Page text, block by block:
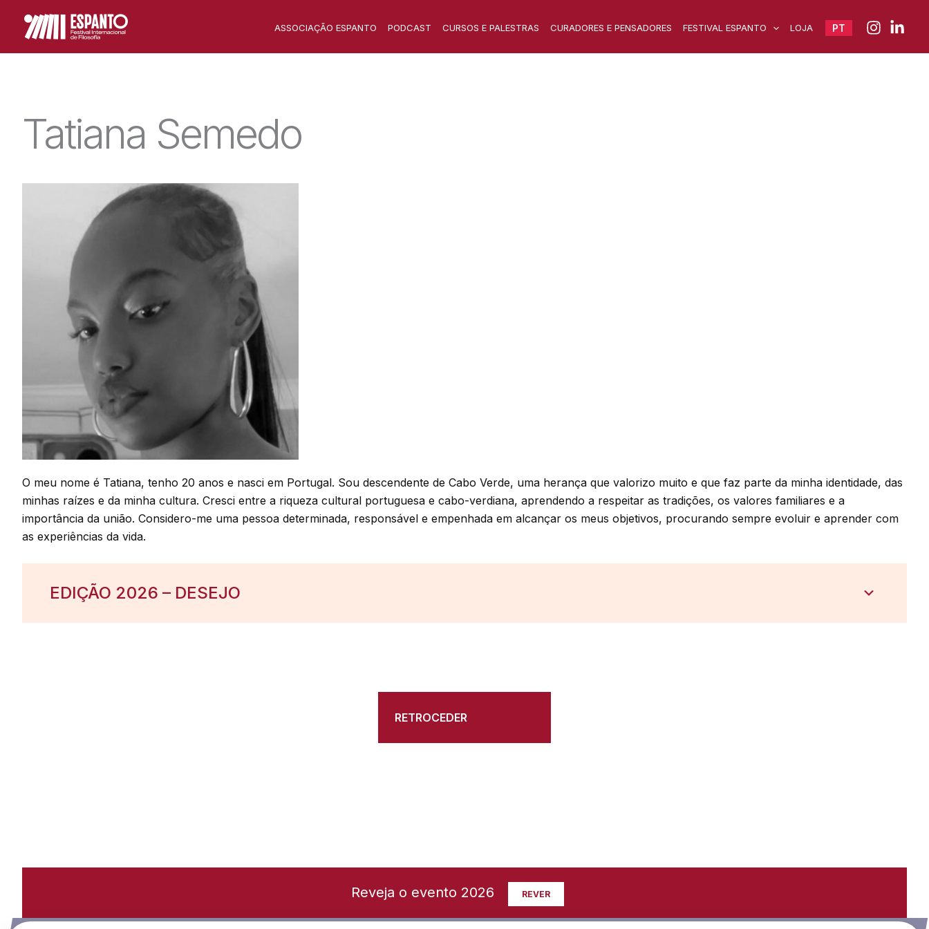
Skip
content
ASSOCIAÇÃO ESPANTO PODCAST CURSOS E PALESTRAS CURADORES E PENSADORES FESTIVAL ESPANTO LOJA PT
Tatiana Semedo
O meu nome é Tatiana, tenho 20 anos e nasci em Portugal. Sou descendente de Cabo Verde, uma herança que valorizo muito e que faz parte da minha identidade, das
minhas raízes e da minha cultura. Cresci entre a riqueza cultural portuguesa e cabo-verdiana, aprendendo a respeitar as tradições, os valores familiares e a
importância da união. Considero-me uma pessoa determinada, responsável e empenhada em alcançar os meus objetivos, procurando sempre evoluir e aprender com
as experiências da vida.
EDIÇÃO 2026 – DESEJO
RETROCEDER
Reveja o evento 2026 REVER